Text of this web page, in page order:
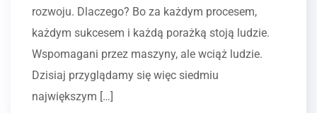
rozwoju. Dlaczego? Bo za każdym procesem,
każdym sukcesem i każdą porażką stoją ludzie.
Wspomagani przez maszyny, ale wciąż ludzie.
Dzisiaj przyglądamy się więc siedmiu
największym […]